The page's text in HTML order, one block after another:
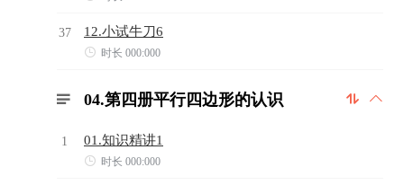
37 12.小试牛刀6
 时长 000:000
 
 04.第四册平行四边形的认识
1 01.知识精讲1
 时长 000:000